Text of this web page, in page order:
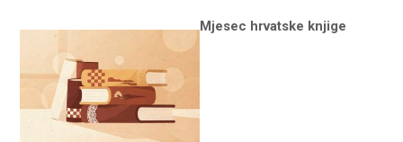
ERASMUS+
PROGRAMI I PROJEKTI
KATALOG
O KNJIŽNICI
Mjesec hrvatske knjige